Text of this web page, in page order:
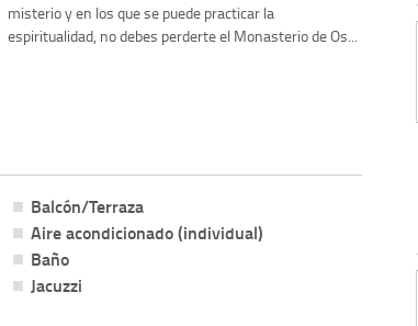
misterio y en los que se puede practicar la
espiritualidad, no debes perderte el Monasterio de Os...
Balcón/Terraza
Aire acondicionado (individual)
Baño
Jacuzzi